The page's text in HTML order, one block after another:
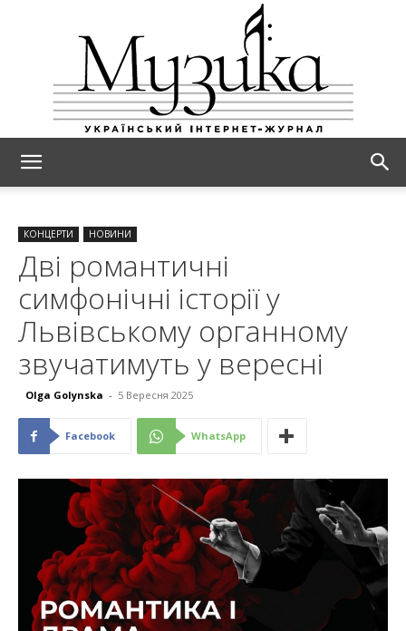
КОНЦЕРТИ НОВИНИ
Дві романтичні
симфонічні історії у
Львівському органному
звучатимуть у вересні
Olga Golynska - 5 Вересня 2025
Facebook WhatsApp